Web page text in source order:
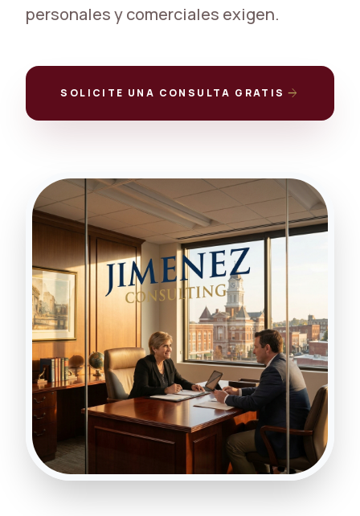
personales y comerciales exigen.
SOLICITE UNA CONSULTA GRATIS arrow_forward